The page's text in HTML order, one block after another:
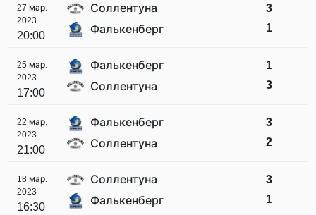
27 мар.
2023
20:00
Соллентуна
Фалькенберг
3
1
25 мар.
2023
17:00
Фалькенберг
Соллентуна
1
3
22 мар.
2023
21:00
Фалькенберг
Соллентуна
3
2
18 мар.
2023
16:30
Соллентуна
Фалькенберг
3
1